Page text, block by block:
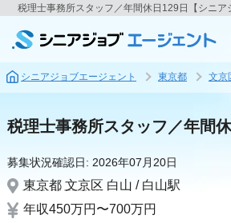
税理士事務所スタッフ／年間休日129日【シニア
シニアジョブエージェント 東京都 文京
税理士事務所スタッフ／年間
募集状況確認日: 2026年07月20日
東京都 文京区 白山 / 白山駅
年収450万円〜700万円